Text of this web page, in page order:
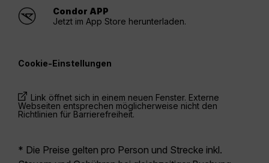
Condor APP
Jetzt im App Store herunterladen.
Cookie-Einstellungen
Link öffnet sich in einem neuen Fenster. Externe
Webseiten entsprechen möglicherweise nicht den
Richtlinien für Barrierefreiheit.
* Die Preise gelten pro Person und Strecke inkl.